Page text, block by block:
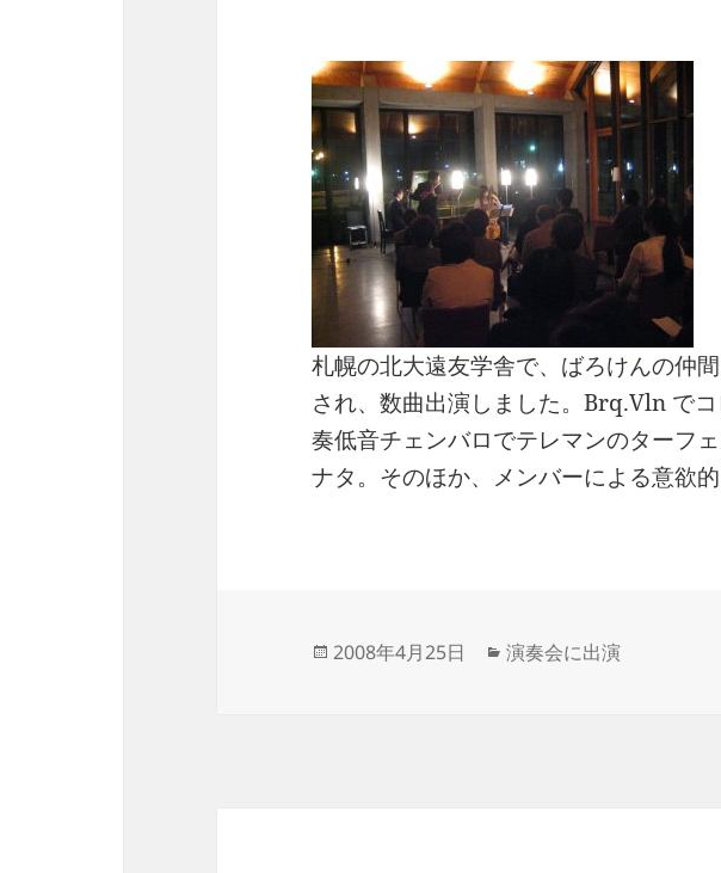
札幌の北大遠友学舎で、ばろけんの仲
され、数曲出演しました。Brq.Vln で
奏低音チェンバロでテレマンのターフ
ナタ。そのほか、メンバーによる意欲
投
2008年4月25日
カ
演奏会に出演